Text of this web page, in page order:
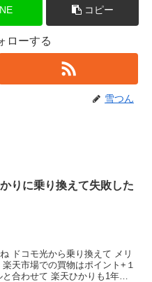
コピー
ローする
雪つん
りに乗り換えて失敗した
ドコモ光から乗り換えて メリ
天市場での買物はポイント+１
合わせて 楽天ひかりも1年間